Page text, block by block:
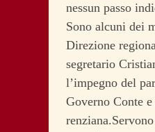
nessun passo
Sono alcuni dei
Direzione
segretario
l’impegno del
Governo Conte